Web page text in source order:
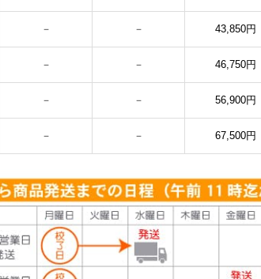
－ － 43,850円
－ － 46,750円
－ － 56,900円
－ － 67,500円